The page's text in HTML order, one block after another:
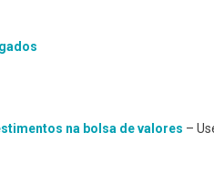
na bolsa de valores –